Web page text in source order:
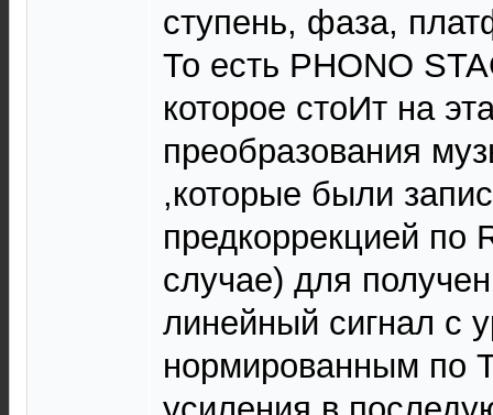
ступень, фаза,
То есть PHONO
которое стоИт на
преобразования
,которые были
предкоррекцией по
случае) для
линейный сигнал с
нормированным по